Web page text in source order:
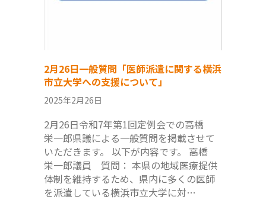
2月26日一般質問「医師派遣に関する横浜
市立大学への支援について」
2025年2月26日
2月26日令和7年第1回定例会での高橋
栄一郎県議による一般質問を掲載させて
いただきます。 以下が内容です。 高橋
栄一郎議員 質問： 本県の地域医療提供
体制を維持するため、県内に多くの医師
を派遣している横浜市立大学に対…